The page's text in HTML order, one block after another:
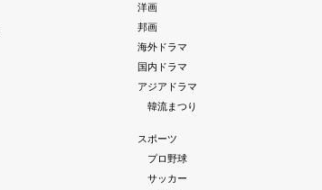
洋画
邦画
海外ドラマ
国内ドラマ
アジアドラマ
韓流まつり
スポーツ
プロ野球
サッカー